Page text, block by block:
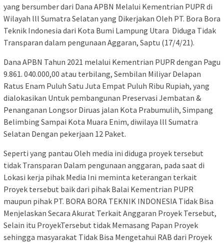
yang bersumber dari Dana APBN Melalui Kementrian PUPR di
Wilayah lll Sumatra Selatan yang Dikerjakan Oleh PT. Bora Bora
Teknik Indonesia dari Kota Bumi Lampung Utara Diduga Tidak
Transparan dalam pengunaan Aggaran, Saptu (17/4/21).
Dana APBN Tahun 2021 melalui Kementrian PUPR dengan Pagu
9.861. 040.000,00 atau terbilang, Sembilan Miliyar Delapan
Ratus Enam Puluh Satu Juta Empat Puluh Ribu Rupiah, yang
dialokasikan Untuk pembangunan Preservasi Jembatan &
Penanganan Longsor Diruas jalan Kota Prabumulih, Simpang
Belimbing Sampai Kota Muara Enim, diwilaya lll Sumatra
Selatan Dengan pekerjaan 12 Paket.
Seperti yang pantau Oleh media ini diduga proyek tersebut
tidak Transparan Dalam pengunaan anggaran, pada saat di
Lokasi kerja pihak Media Ini meminta keterangan terkait
Proyek tersebut baik dari pihak Balai Kementrian PUPR
maupun pihak PT. BORA BORA TEKNIK INDONESIA Tidak Bisa
Menjelaskan Secara Akurat Terkait Anggaran Proyek Tersebut,
Selain itu ProyekTersebut tidak Memasang Papan Proyek
sehingga masyarakat Tidak Bisa Mengetahui RAB dari Proyek